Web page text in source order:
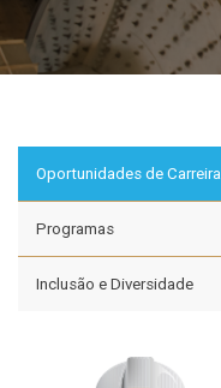
Oportunidades de Carreira
Programas
Inclusão e Diversidade